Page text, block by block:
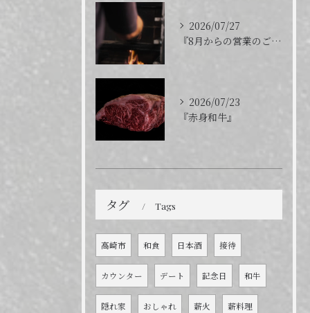
2026/07/27
『8月からの営業のご案内』
2026/07/23
『赤身和牛』
タグ Tags
高崎市 和食 日本酒 接待
カウンター デート 記念日 和牛
隠れ家 おしゃれ 薪火 薪料理